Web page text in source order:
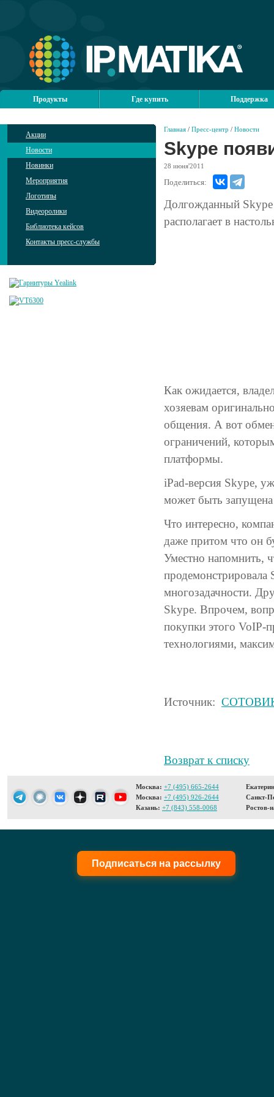
Продукты Где купить Поддержка
Акции
Новости
Новинки
Мероприятия
Логотипы
Видеоролики
Библиотека кейсов
Контакты пресс-службы
Главная / Пресс-центр / Новости
Skype
28 июня'2011
Поделиться:
Долгожданный Skype
располагает в
Как ожидается,
хозяевам
общения. А вот
ограничений,
платформы.
iPad-версия Skype,
может быть
Что интересно,
даже притом что он
Уместно напомнить,
продемонстрировала
многозадачности.
Skype. Впрочем,
покупки этого VoIP-
технологиями,
Источник:
Возврат к списку
Москва: +7 (495) 665-2644
Москва: +7 (495) 926-2644
Казань: +7 (843) 558-0068
Санкт-
Ростов-
Подписаться на рассылку